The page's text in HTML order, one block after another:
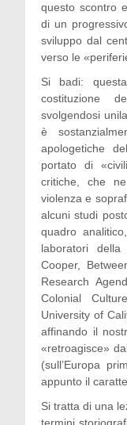
questo scontro
di un
sviluppo dal
verso le
Si badi:
costituzione
svolgendosi
è
apologetiche
portato di
critiche, che
violenza e
alcuni studi
quadro
laboratori
Cooper,
Research
Colonial
University of
affinando il
«retroagisce»
(sull’Europa
appunto il
Si tratta di una